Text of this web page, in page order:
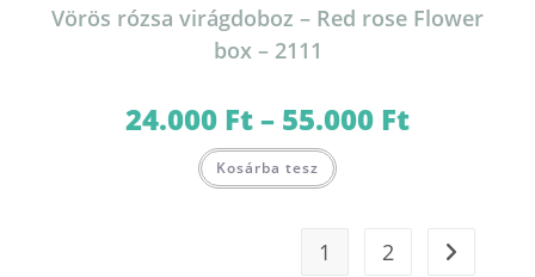
termékoldalon
választhatók
Vörös rózsa virágdoboz – Red rose Flower
box – 2111
24.000 Ft– 55.000 Ft24.000 Ft
Kosárba tesz a
1 2